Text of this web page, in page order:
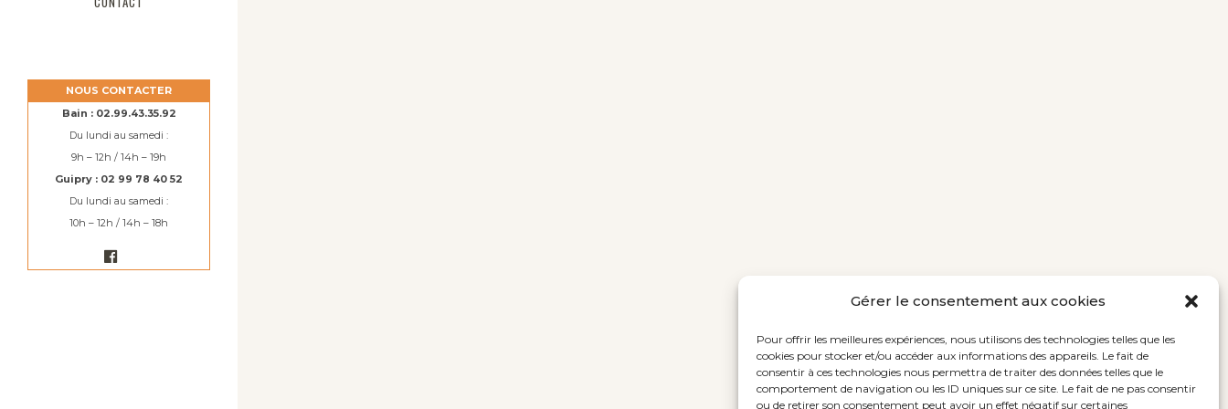
Gérer le consentement aux cookies
Pour offrir les meilleures expériences, nous utilisons des technologies telles que les
cookies pour stocker et/ou accéder aux informations des appareils. Le fait de
consentir à ces technologies nous permettra de traiter des données telles que le
comportement de navigation ou les ID uniques sur ce site. Le fait de ne pas consentir
ou de retirer son consentement peut avoir un effet négatif sur certaines
NOUS CONTACTER
Bain : 02.99.43.35.92
Du lundi au samedi :
9h – 12h / 14h – 19h
Guipry : 02 99 78 40 52
Du lundi au samedi :
10h – 12h / 14h – 18h